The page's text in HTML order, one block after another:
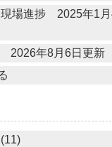
現場進捗 2025年1月
2026年8月6日更新